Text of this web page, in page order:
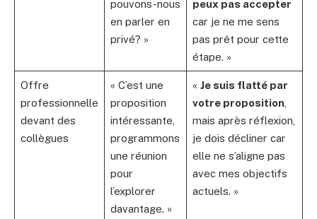
pouvons-nous
en parler en
privé? »
peux pas accepter
car je ne me sens
pas prêt pour cette
étape. »
Offre
professionnelle
devant des
collègues
« C’est une
proposition
intéressante,
programmons
une réunion
pour
l’explorer
davantage. »
« Je suis flatté par
votre proposition,
mais après réflexion,
je dois décliner car
elle ne s’aligne pas
avec mes objectifs
actuels. »